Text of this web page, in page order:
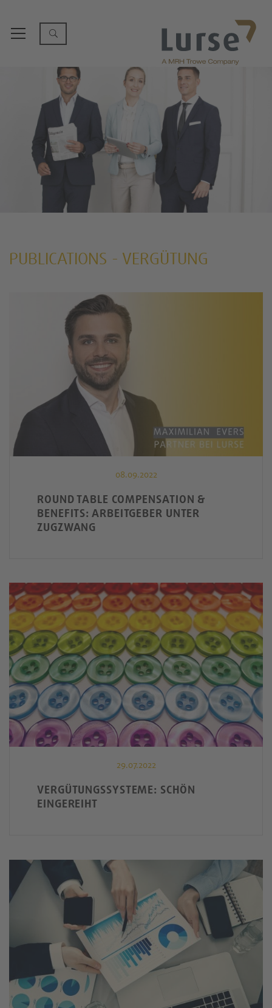
PUBLICATIONS - VERGÜTUNG
08.09.2022
ROUND TABLE COMPENSATION &
BENEFITS: ARBEITGEBER UNTER
ZUGZWANG
29.07.2022
VERGÜTUNGSSYSTEME: SCHÖN
EINGEREIHT